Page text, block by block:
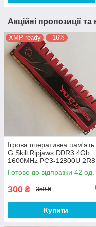
Акційні пропозиції
XMP ready –16%
Ігрова оперативна пам'ять
G.Skill Ripjaws DDR3 4Gb
1600MHz PC3-12800U 2R8
CL9 (F3-12800CL9D-
Б/В
Готово до відправки 42 од.
300 ₴ 359 ₴
Купити